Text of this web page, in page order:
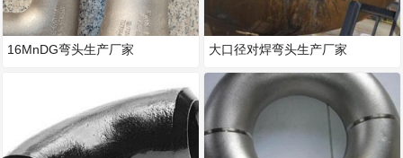
16MnDG弯头生产厂家 大口径对焊弯头生产厂家